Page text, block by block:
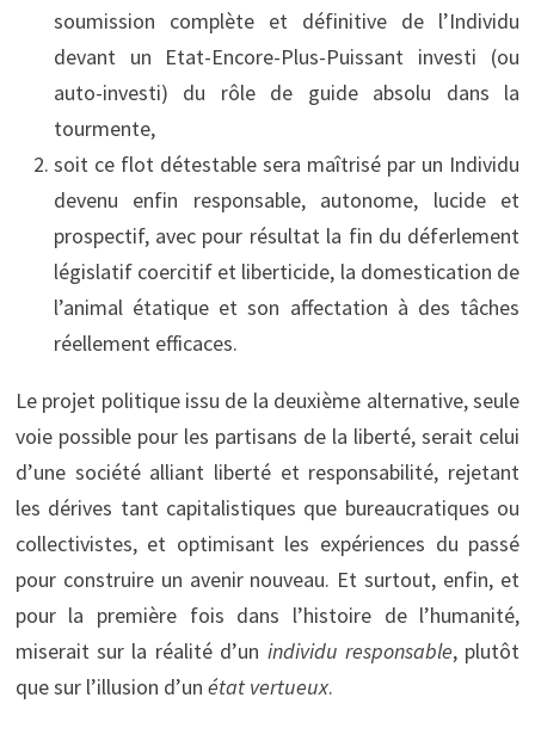
soumission complète et définitive de l’Individu
devant un Etat-Encore-Plus-Puissant investi (ou
auto-investi) du rôle de guide absolu dans la
tourmente,
soit ce flot détestable sera maîtrisé par un Individu
devenu enfin responsable, autonome, lucide et
prospectif, avec pour résultat la fin du déferlement
législatif coercitif et liberticide, la domestication de
l’animal étatique et son affectation à des tâches
réellement efficaces.
Le projet politique issu de la deuxième alternative, seule
voie possible pour les partisans de la liberté, serait celui
d’une société alliant liberté et responsabilité, rejetant
les dérives tant capitalistiques que bureaucratiques ou
collectivistes, et optimisant les expériences du passé
pour construire un avenir nouveau. Et surtout, enfin, et
pour la première fois dans l’histoire de l’humanité,
miserait sur la réalité d’un individu responsable, plutôt
que sur l’illusion d’un état vertueux.